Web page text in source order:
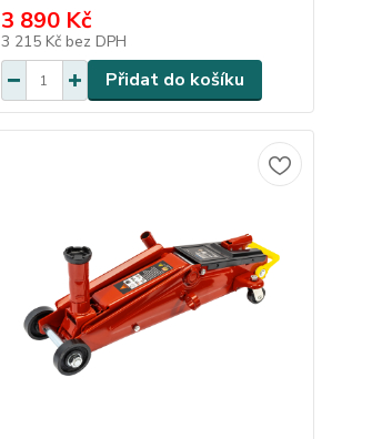
3 890 Kč
3 215 Kč bez DPH
Přidat do košíku